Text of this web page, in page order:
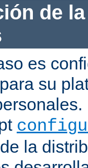
de
es
su
la